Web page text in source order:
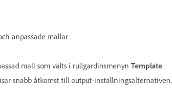
anpassade mallar.
mall som valts i rullgardinsmenyn Template.
snabb åtkomst till output-inställningsalternativen.